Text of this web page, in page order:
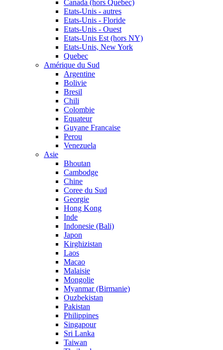
Canada (hors Quebec)
Etats-Unis - autres
Etats-Unis - Floride
Etats-Unis - Ouest
Etats-Unis Est (hors NY)
Etats-Unis, New York
Quebec
Amérique du Sud
Argentine
Bolivie
Bresil
Chili
Colombie
Equateur
Guyane Francaise
Perou
Venezuela
Asie
Bhoutan
Cambodge
Chine
Coree du Sud
Georgie
Hong Kong
Inde
Indonesie (Bali)
Japon
Kirghizistan
Laos
Macao
Malaisie
Mongolie
Myanmar (Birmanie)
Ouzbekistan
Pakistan
Philippines
Singapour
Sri Lanka
Taiwan